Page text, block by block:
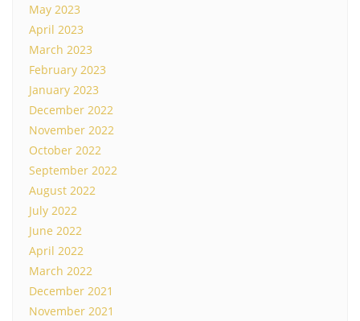
May 2023
April 2023
March 2023
February 2023
January 2023
December 2022
November 2022
October 2022
September 2022
August 2022
July 2022
June 2022
April 2022
March 2022
December 2021
November 2021